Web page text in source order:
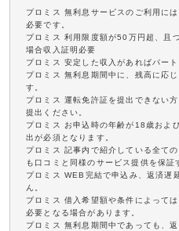
プロミス 無利息サービスのご利用に
必要です。
プロミス 利用限度額が50万円超、且
場合収入証明必要
プロミス 安定した収入があればパー
プロミス 無利息期間中に、残高に応
す。
プロミス 運転免許証を提出できない
提出ください。
プロミス お申込時の年齢が18歳およ
出が必須となります。
プロミス 記事内で紹介している全て
も口コミと同様のサービス提供を保証
プロミス WEB完結で申込み、返済遅
ん。
プロミス 借入希望額や条件によって
必要となる場合があります。
プロミス 無利息期間中であっても、